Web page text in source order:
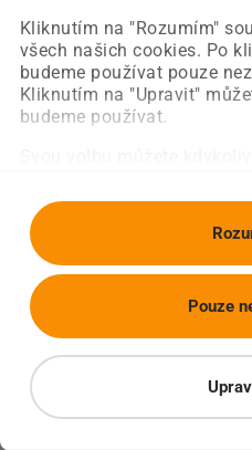
Kliknutím na "Rozumím"
všech našich cookies. Po
budeme používat pouze
Kliknutím na "Upravit"
budeme používat.
Pouze
Obnovit stránku